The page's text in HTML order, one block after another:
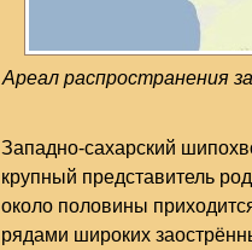
Ареал распространения
Западно-сахарский
крупный представитель
около половины
рядами широких